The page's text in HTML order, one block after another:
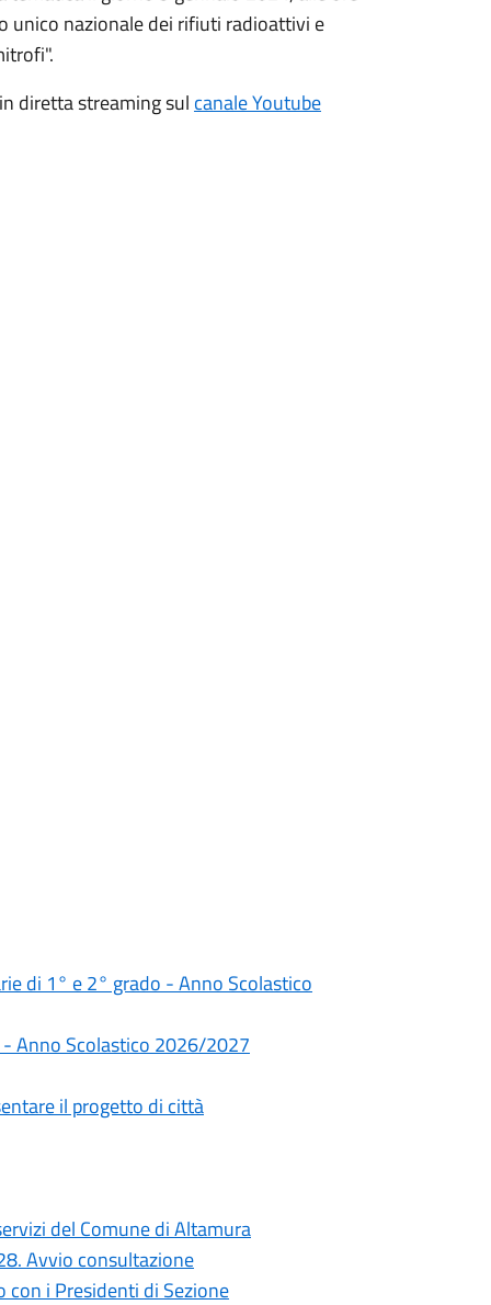
unico nazionale dei rifiuti radioattivi e
diretta streaming sul canale Youtube
di 1° e 2° grado - Anno Scolastico
Anno Scolastico 2026/2027
il progetto di città
del Comune di Altamura
Avvio consultazione
i Presidenti di Sezione